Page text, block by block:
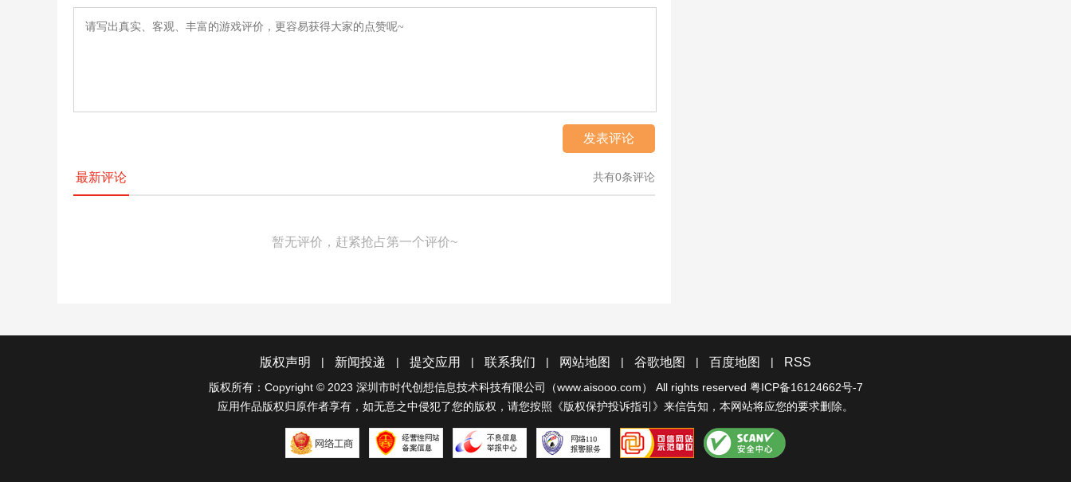
发表评论
最新评论 共有0条评论
暂无评价，赶紧抢占第一个评价~
版权声明 | 新闻投递 | 提交应用 | 联系我们 | 网站地图 | 谷歌地图 | 百度地图 | RSS
版权所有：Copyright © 2023 深圳市时代创想信息技术科技有限公司（www.aisooo.com） All rights reserved 粤ICP备16124662号-7
应用作品版权归原作者享有，如无意之中侵犯了您的版权，请您按照《版权保护投诉指引 》来信告知，本网站将应您的要求删除。